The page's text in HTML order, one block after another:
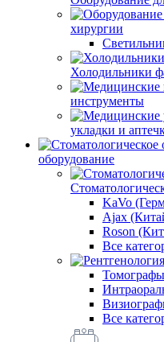
хирургии
Холодильники
инструменты
укладки и
оборудование
KaVo
Ajax
Roson
Все
Томографы
Все